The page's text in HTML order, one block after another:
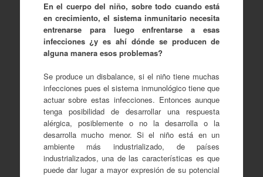
En el cuerpo del niño, sobre todo cuando está
en crecimiento, el sistema inmunitario necesita
entrenarse para luego enfrentarse a esas
infecciones ¿y es ahí dónde se producen de
alguna manera esos problemas?
Se produce un disbalance, si el niño tiene muchas
infecciones pues el sistema inmunológico tiene que
actuar sobre estas infecciones. Entonces aunque
tenga posibilidad de desarrollar una respuesta
alérgica, posiblemente o no la desarrolla o la
desarrolla mucho menor. Si el niño está en un
ambiente más industrializado, de países
industrializados, una de las características es que
puede dar lugar a mayor expresión de su potencial